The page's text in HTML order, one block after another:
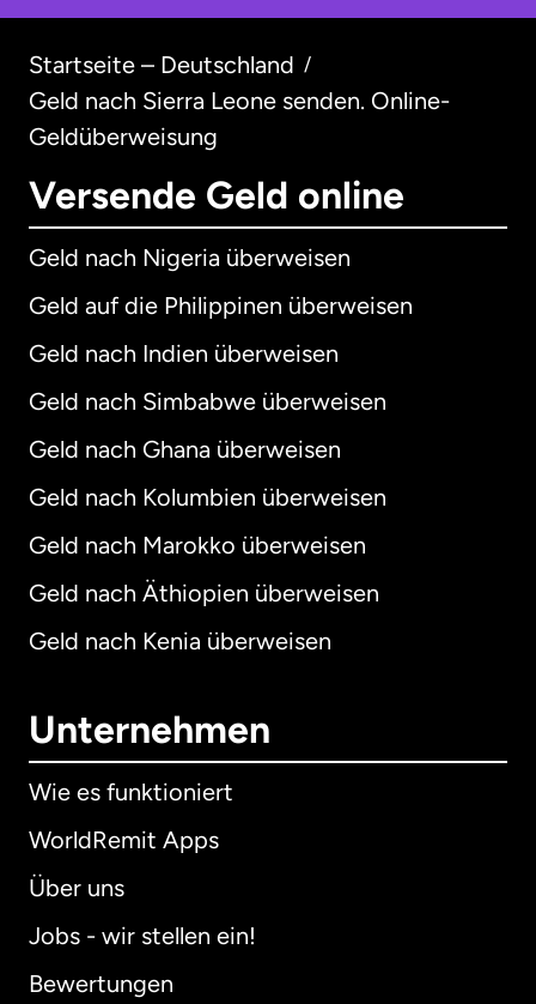
Startseite – Deutschland /
Geld nach Sierra Leone senden. Online-
Geldüberweisung
Versende Geld online
Geld nach Nigeria überweisen
Geld auf die Philippinen überweisen
Geld nach Indien überweisen
Geld nach Simbabwe überweisen
Geld nach Ghana überweisen
Geld nach Kolumbien überweisen
Geld nach Marokko überweisen
Geld nach Äthiopien überweisen
Geld nach Kenia überweisen
Unternehmen
Wie es funktioniert
WorldRemit Apps
Über uns
Jobs - wir stellen ein!
Bewertungen